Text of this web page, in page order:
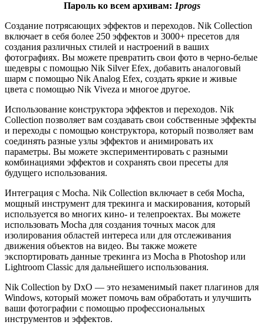
Пароль ко всем архивам: 1progs
Создание потрясающих эффектов и переходов. Nik Collection
включает в себя более 250 эффектов и 3000+ пресетов для
создания различных стилей и настроений в ваших
фотографиях. Вы можете превратить свои фото в черно-белые
шедевры с помощью Nik Silver Efex, добавить аналоговый
шарм с помощью Nik Analog Efex, создать яркие и живые
цвета с помощью Nik Viveza и многое другое.
Использование конструктора эффектов и переходов. Nik
Collection позволяет вам создавать свои собственные эффекты
и переходы с помощью конструктора, который позволяет вам
соединять разные узлы эффектов и анимировать их
параметры. Вы можете экспериментировать с разными
комбинациями эффектов и сохранять свои пресеты для
будущего использования.
Интеграция с Mocha. Nik Collection включает в себя Mocha,
мощный инструмент для трекинга и маскирования, который
используется во многих кино- и телепроектах. Вы можете
использовать Mocha для создания точных масок для
изолирования областей интереса или для отслеживания
движения объектов на видео. Вы также можете
экспортировать данные трекинга из Mocha в Photoshop или
Lightroom Classic для дальнейшего использования.
Nik Collection by DxO — это незаменимый пакет плагинов для
Windows, который может помочь вам обработать и улучшить
ваши фотографии с помощью профессиональных
инструментов и эффектов.